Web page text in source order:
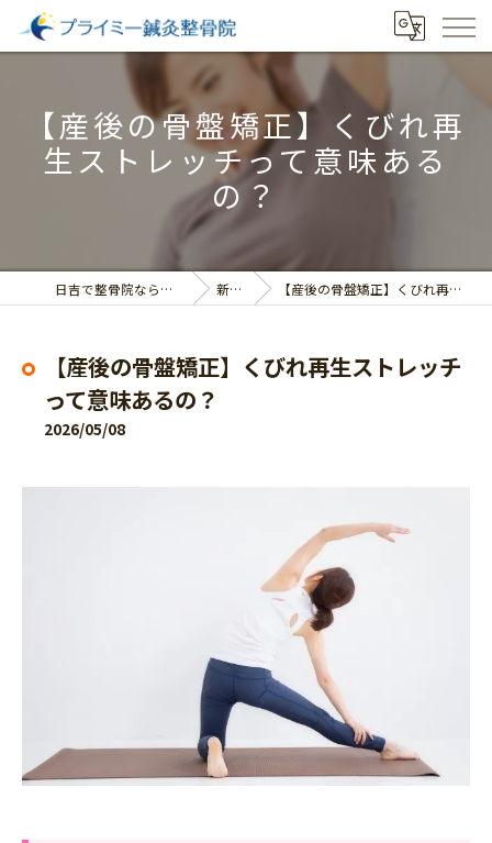
【産後の骨盤矯正】くびれ再
生ストレッチって意味ある
の？
日吉で整骨院ならプライミー鍼灸整骨院 新着情報 【産後の骨盤矯正】くびれ再生ストレッチって意味あるの？
【産後の骨盤矯正】くびれ再生ストレッチ
って意味あるの？
2026/05/08